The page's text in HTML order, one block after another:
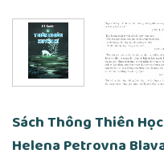
Sách Thông Thiên
Helena Petrovna